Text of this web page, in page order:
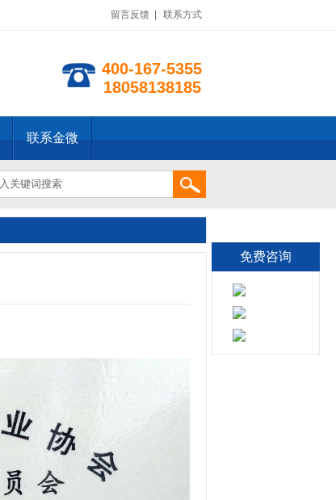
留言反馈 联系方式
400-167-5355
18058138185
联系金微
免费咨询